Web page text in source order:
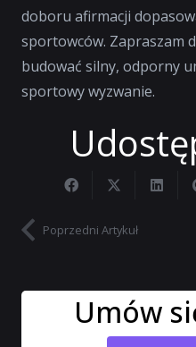
doboru afirmacji
sportowców. Zapraszam
budować silny, odporny
sportowy wyzwanie.
Poprzedni Artykuł
Umów